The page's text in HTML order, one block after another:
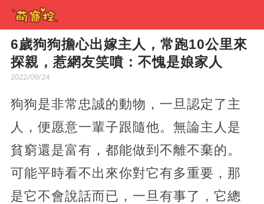
6歲狗狗擔心出嫁主人，常跑10公里來
探親，惹網友笑噴：不愧是娘家人
2022/09/24
狗狗是非常忠誠的動物，一旦認定了主
人，便愿意一輩子跟隨他。無論主人是
貧窮還是富有，都能做到不離不棄的。
可能平時看不出來你對它有多重要，那
是它不會說話而已，一旦有事了，它總